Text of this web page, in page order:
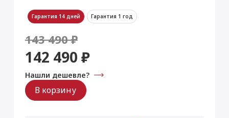
Гарантия 14 дней Гарантия 1 год
143 490 ₽
142 490 ₽
Нашли дешевле?
В корзину